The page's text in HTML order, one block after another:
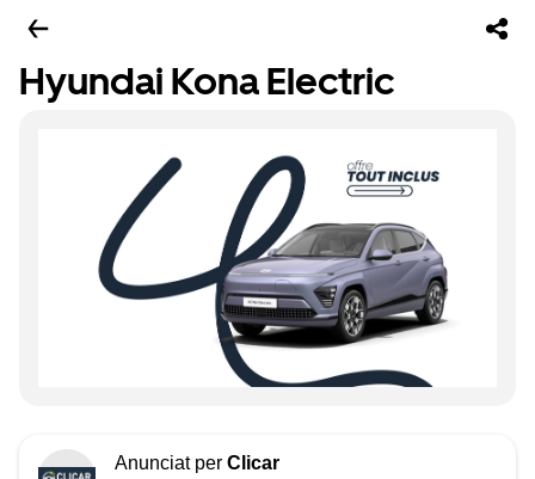
Hyundai Kona Electric
Anunciat per Clicar